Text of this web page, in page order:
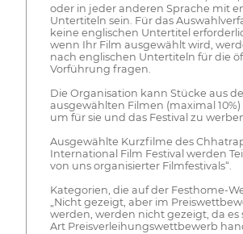
oder in jeder anderen Sprache mit
Untertiteln sein. Für das
keine englischen Untertitel
wenn Ihr Film ausgewählt wird,
nach englischen Untertiteln für die
Vorführung fragen.
Die Organisation kann Stücke aus
ausgewählten Filmen (maximal
um für sie und das Festival zu
Ausgewählte Kurzfilme des
International Film Festival werden
von uns organisierter Filmfestivals“.
Kategorien, die auf der Festhome-
„Nicht gezeigt, aber im
werden, werden nicht gezeigt, da es
Art Preisverleihungswettbewerb